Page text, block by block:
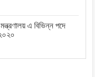
এ বিভিন্ন পদে